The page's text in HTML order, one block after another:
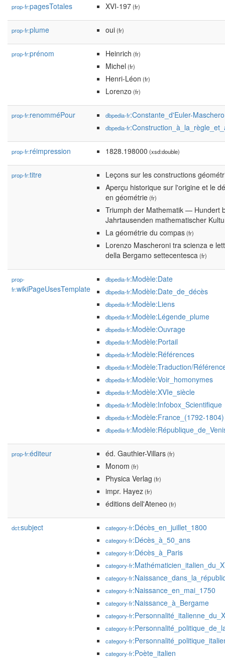
prop-fr:pagesTotales XVI-197(fr)
prop-fr:plume oui(fr)
prop-fr:prénom Heinrich (fr)
Michel (fr)
Henri-Léon (fr)
Lorenzo (fr)
prop-fr:renomméPour dbpedia-fr:Constante_d'Euler-
dbpedia-fr
prop-fr:réimpression 1828.198000 (xsd:double)
prop-fr:titre
Leçons sur les constructions
Aperçu historique sur l'origine et le
en géométrie(fr)
Triumph der Mathematik — Hundert
Jahrtausenden mathematischer
La géométrie du compas(fr)
Lorenzo Mascheroni tra scienza e
della Bergamo settecentesca(fr)
prop-
fr:wikiPageUsesTemplate
dbpedia-fr:Modèle:Date
dbpedia-fr:Modèle:Date_de_décès
dbpedia-fr:Modèle:Liens
dbpedia-fr:Modèle:Légende_plume
dbpedia-fr:Modèle:Ouvrage
dbpedia-fr:Modèle:Portail
dbpedia-fr:Modèle:Références
dbpedia-fr:Modèle:Traduction/
dbpedia-fr:Modèle:Voir_homonymes
dbpedia-fr:Modèle:XVIe_siècle
dbpedia-fr:Modèle:Infobox_Scientifique
dbpedia-fr:Modèle:France_(1792-1804)
dbpedia-fr
prop-fr:éditeur éd. Gauthier-Villars(fr)
Monom (fr)
Physica Verlag (fr)
impr. Hayez(fr)
éditions dell'Ateneo (fr)
dct:subject category-fr:Décès_en_juillet_1800
category-fr:Décès_à_50_ans
category-fr:Décès_à_Paris
category-fr
category-fr
category-fr:Naissance_en_mai_1750
category-fr:Naissance_à_Bergame
category-fr
category-fr
category-fr
category-fr:Poète_italien